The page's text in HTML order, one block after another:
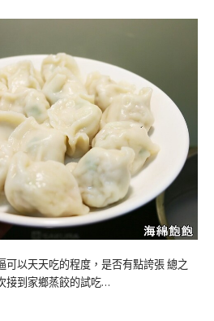
可以天天吃的程度，是否有點誇張 總之
接到家鄉蒸餃的試吃…